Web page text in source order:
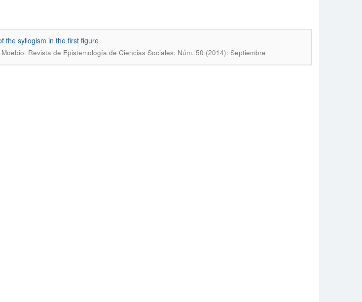
the syllogism in the first figure
Revista de Epistemología de Ciencias Sociales; Núm. 50 (2014): Septiembre